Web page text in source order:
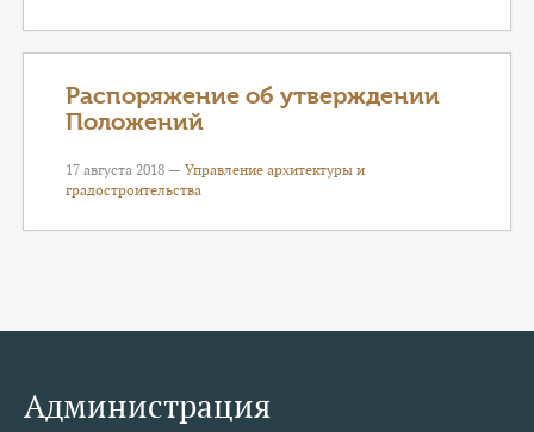
Распоряжение об утверждении
Положений
17 августа 2018 — Управление архитектуры и
градостроительства
Администрация